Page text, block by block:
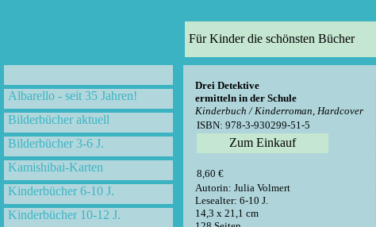
Für Kinder die schönsten Bücher
Albarello - seit 35 Jahren!
Bilderbücher aktuell
Bilderbücher 3-6 J.
Kamishibai-Karten
Kinderbücher 6-10 J.
Kinderbücher 10-12 J.
Drei Detektive
ermitteln in der Schule
Kinderbuch / Kinderroman, Hardcover
ISBN: 978-3-930299-51-5
Zum Einkauf
8,60 €
Autorin: Julia Volmert
Lesealter: 6-10 J.
14,3 x 21,1 cm